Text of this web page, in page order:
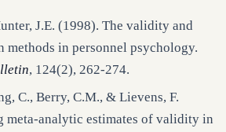
J.E. (1998). The validity and
in personnel psychology.
, 124(2), 262-274.
C., Berry, C.M., & Lievens, F.
meta-analytic estimates of validity in